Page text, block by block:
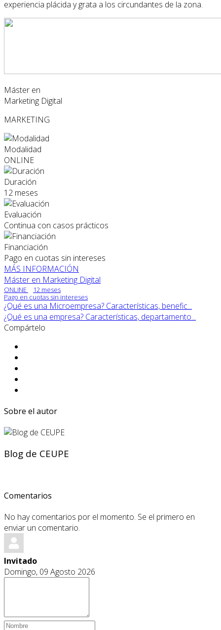
experiencia plácida y grata a los circundantes de la zona.
Máster en
Marketing Digital
MARKETING
Modalidad
ONLINE
Duración
12 meses
Evaluación
Continua con casos prácticos
Financiación
Pago en cuotas sin intereses
MÁS INFORMACIÓN
Máster en Marketing Digital
ONLINE
12 meses
Pago en cuotas sin intereses
¿Qué es una Microempresa? Características, benefic...
¿Qué es una empresa? Características, departamento...
Compártelo
Sobre el autor
Blog de CEUPE
Comentarios
No hay comentarios por el momento. Se el primero en
enviar un comentario.
Invitado
Domingo, 09 Agosto 2026